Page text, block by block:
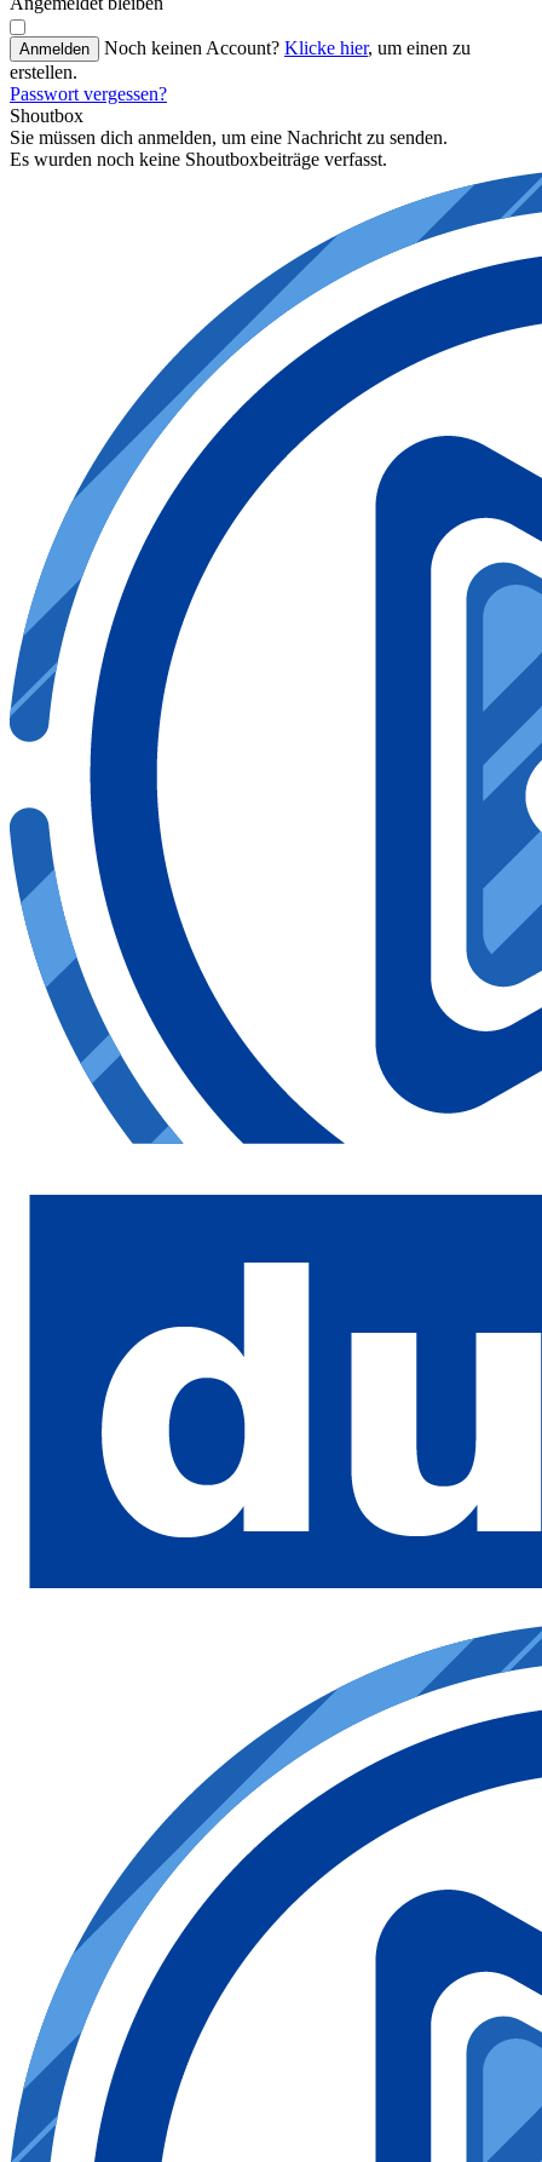
Anmelden Noch keinen Account? Klicke hier, um einen zu
erstellen.
Passwort vergessen?
Shoutbox
Sie müssen dich anmelden, um eine Nachricht zu senden.
Es wurden noch keine Shoutboxbeiträge verfasst.